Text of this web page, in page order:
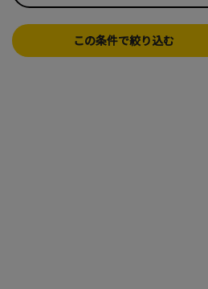
この条件で絞り込む